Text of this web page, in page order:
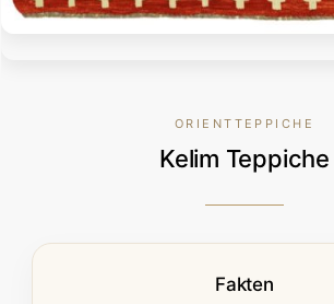
ORIENTTEPPICHE
Kelim Teppiche
Fakten